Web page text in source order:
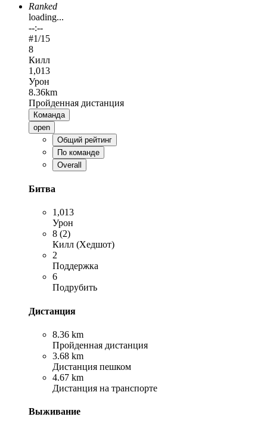
Ranked
loading...
--:--
#1/15
8
Килл
1,013
Урон
8.36km
Пройденная дистанция
Команда
open
Общий рейтинг
По команде
Overall
Битва
1,013
Урон
8 (2)
Килл (Хедшот)
2
Поддержка
6
Подрубить
Дистанция
8.36 km
Пройденная дистанция
3.68 km
Дистанция пешком
4.67 km
Дистанция на транспорте
Выживание